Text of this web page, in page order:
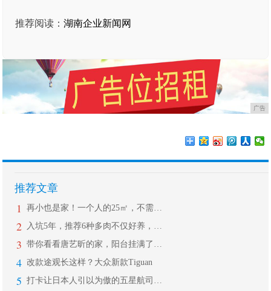
推荐阅读：湖南企业新闻网
广告
推荐文章
1 再小也是家！一个人的25㎡，不需要太
2 入坑5年，推荐6种多肉不仅好养，还带
3 带你看看唐艺昕的家，阳台挂满了好多小
4 改款途观长这样？大众新款Tiguan
5 打卡让日本人引以为傲的五星航司ANA